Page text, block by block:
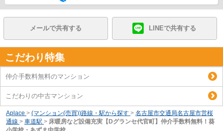
メールで共有する LINEで共有する
こだわり特集
仲介手数料無料のマンション
こだわりの中古マンション
Aplace > (マンション(売買))路線・駅から探す > 名古屋市交通局名古屋市営桜
通線 > 車道駅 > 床暖房など設備充実【Dグランセ代官町】仲介手数料無料！葵